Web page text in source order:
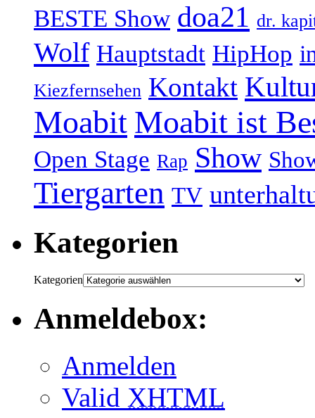
BESTE Show doa21 dr.
Wolf Hauptstadt HipHop
Kiezfernsehen Kontakt
Moabit Moabit ist
Open Stage Rap Show
Tiergarten TV
Kategorien
Kategorien
Anmeldebox:
Anmelden
Valid XHTML